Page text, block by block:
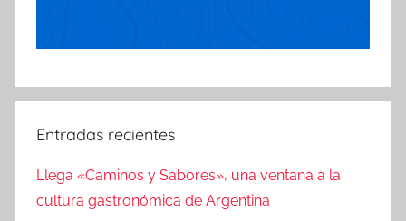
Entradas recientes
Llega «Caminos y Sabores», una ventana a la
cultura gastronómica de Argentina